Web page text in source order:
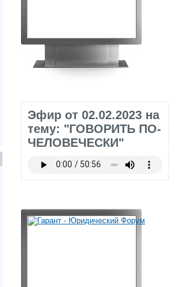
Эфир от 02.02.2023 на
тему: "ГОВОРИТЬ ПО-
ЧЕЛОВЕЧЕСКИ"